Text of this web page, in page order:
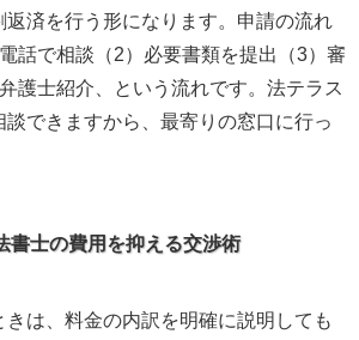
返済を行う形になります。申請の流れ
話で相談（2）必要書類を提出（3）審
護士紹介、という流れです。法テラス
できますから、最寄りの窓口に行っ
書士の費用を抑える交渉術
は、料金の内訳を明確に説明しても